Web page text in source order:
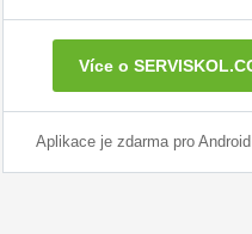
Více o
Aplikace je zdarma pro